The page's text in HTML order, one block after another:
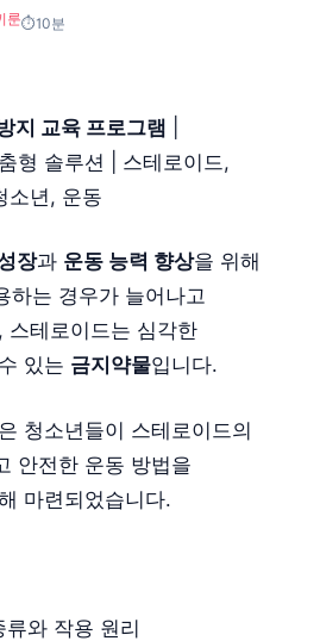
룬 10분
지 교육 프로그램
형 솔루션 | 스테로이드,
소년, 운동
장과 운동 능력 향상을 위해
하는 경우가 늘어나고
스테로이드는 심각한
있는 금지약물입니다.
청소년들이 스테로이드의
안전한 운동 방법을
마련되었습니다.
와 작용 원리